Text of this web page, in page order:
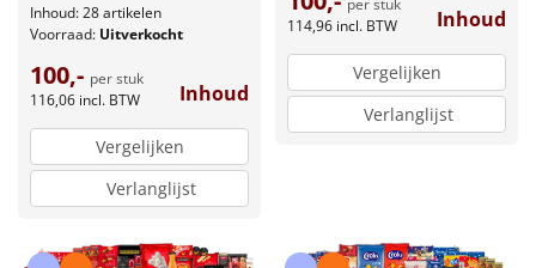
Inhoud: 28 artikelen
Voorraad: Uitverkocht
100,- per stuk
116,06 incl. BTW Inhoud
Vergelijken
Verlanglijst
per stuk
114,96 incl. BTW Inhoud
Vergelijken
Verlanglijst